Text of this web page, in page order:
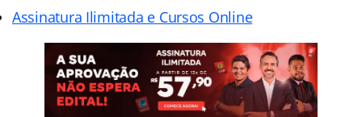
Assinatura Ilimitada e Cursos Online